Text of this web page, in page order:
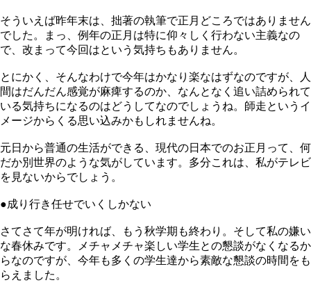
そういえば昨年末は、拙著の執筆で正月どころではありません
でした。まっ、例年の正月は特に仰々しく行わない主義なの
で、改まって今回はという気持ちもありません。
とにかく、そんなわけで今年はかなり楽なはずなのですが、人
間はだんだん感覚が麻痺するのか、なんとなく追い詰められて
いる気持ちになるのはどうしてなのでしょうね。師走というイ
メージからくる思い込みかもしれませんね。
元日から普通の生活ができる、現代の日本でのお正月って、何
だか別世界のような気がしています。多分これは、私がテレビ
を見ないからでしょう。
●成り行き任せでいくしかない
さてさて年が明ければ、もう秋学期も終わり。そして私の嫌い
な春休みです。メチャメチャ楽しい学生との懇談がなくなるか
らなのですが、今年も多くの学生達から素敵な懇談の時間をも
らえました。